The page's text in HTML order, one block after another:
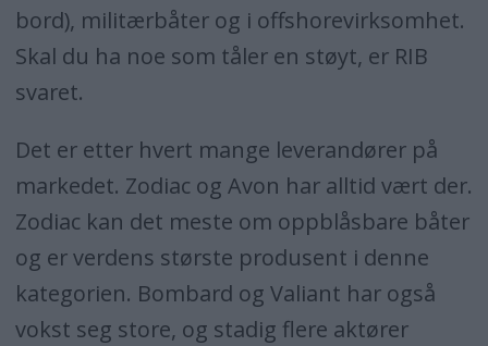
bord), militærbåter og i offshorevirksomhet.
Skal du ha noe som tåler en støyt, er RIB
svaret.
Det er etter hvert mange leverandører på
markedet. Zodiac og Avon har alltid vært der.
Zodiac kan det meste om oppblåsbare båter
og er verdens største produsent i denne
kategorien. Bombard og Valiant har også
vokst seg store, og stadig flere aktører